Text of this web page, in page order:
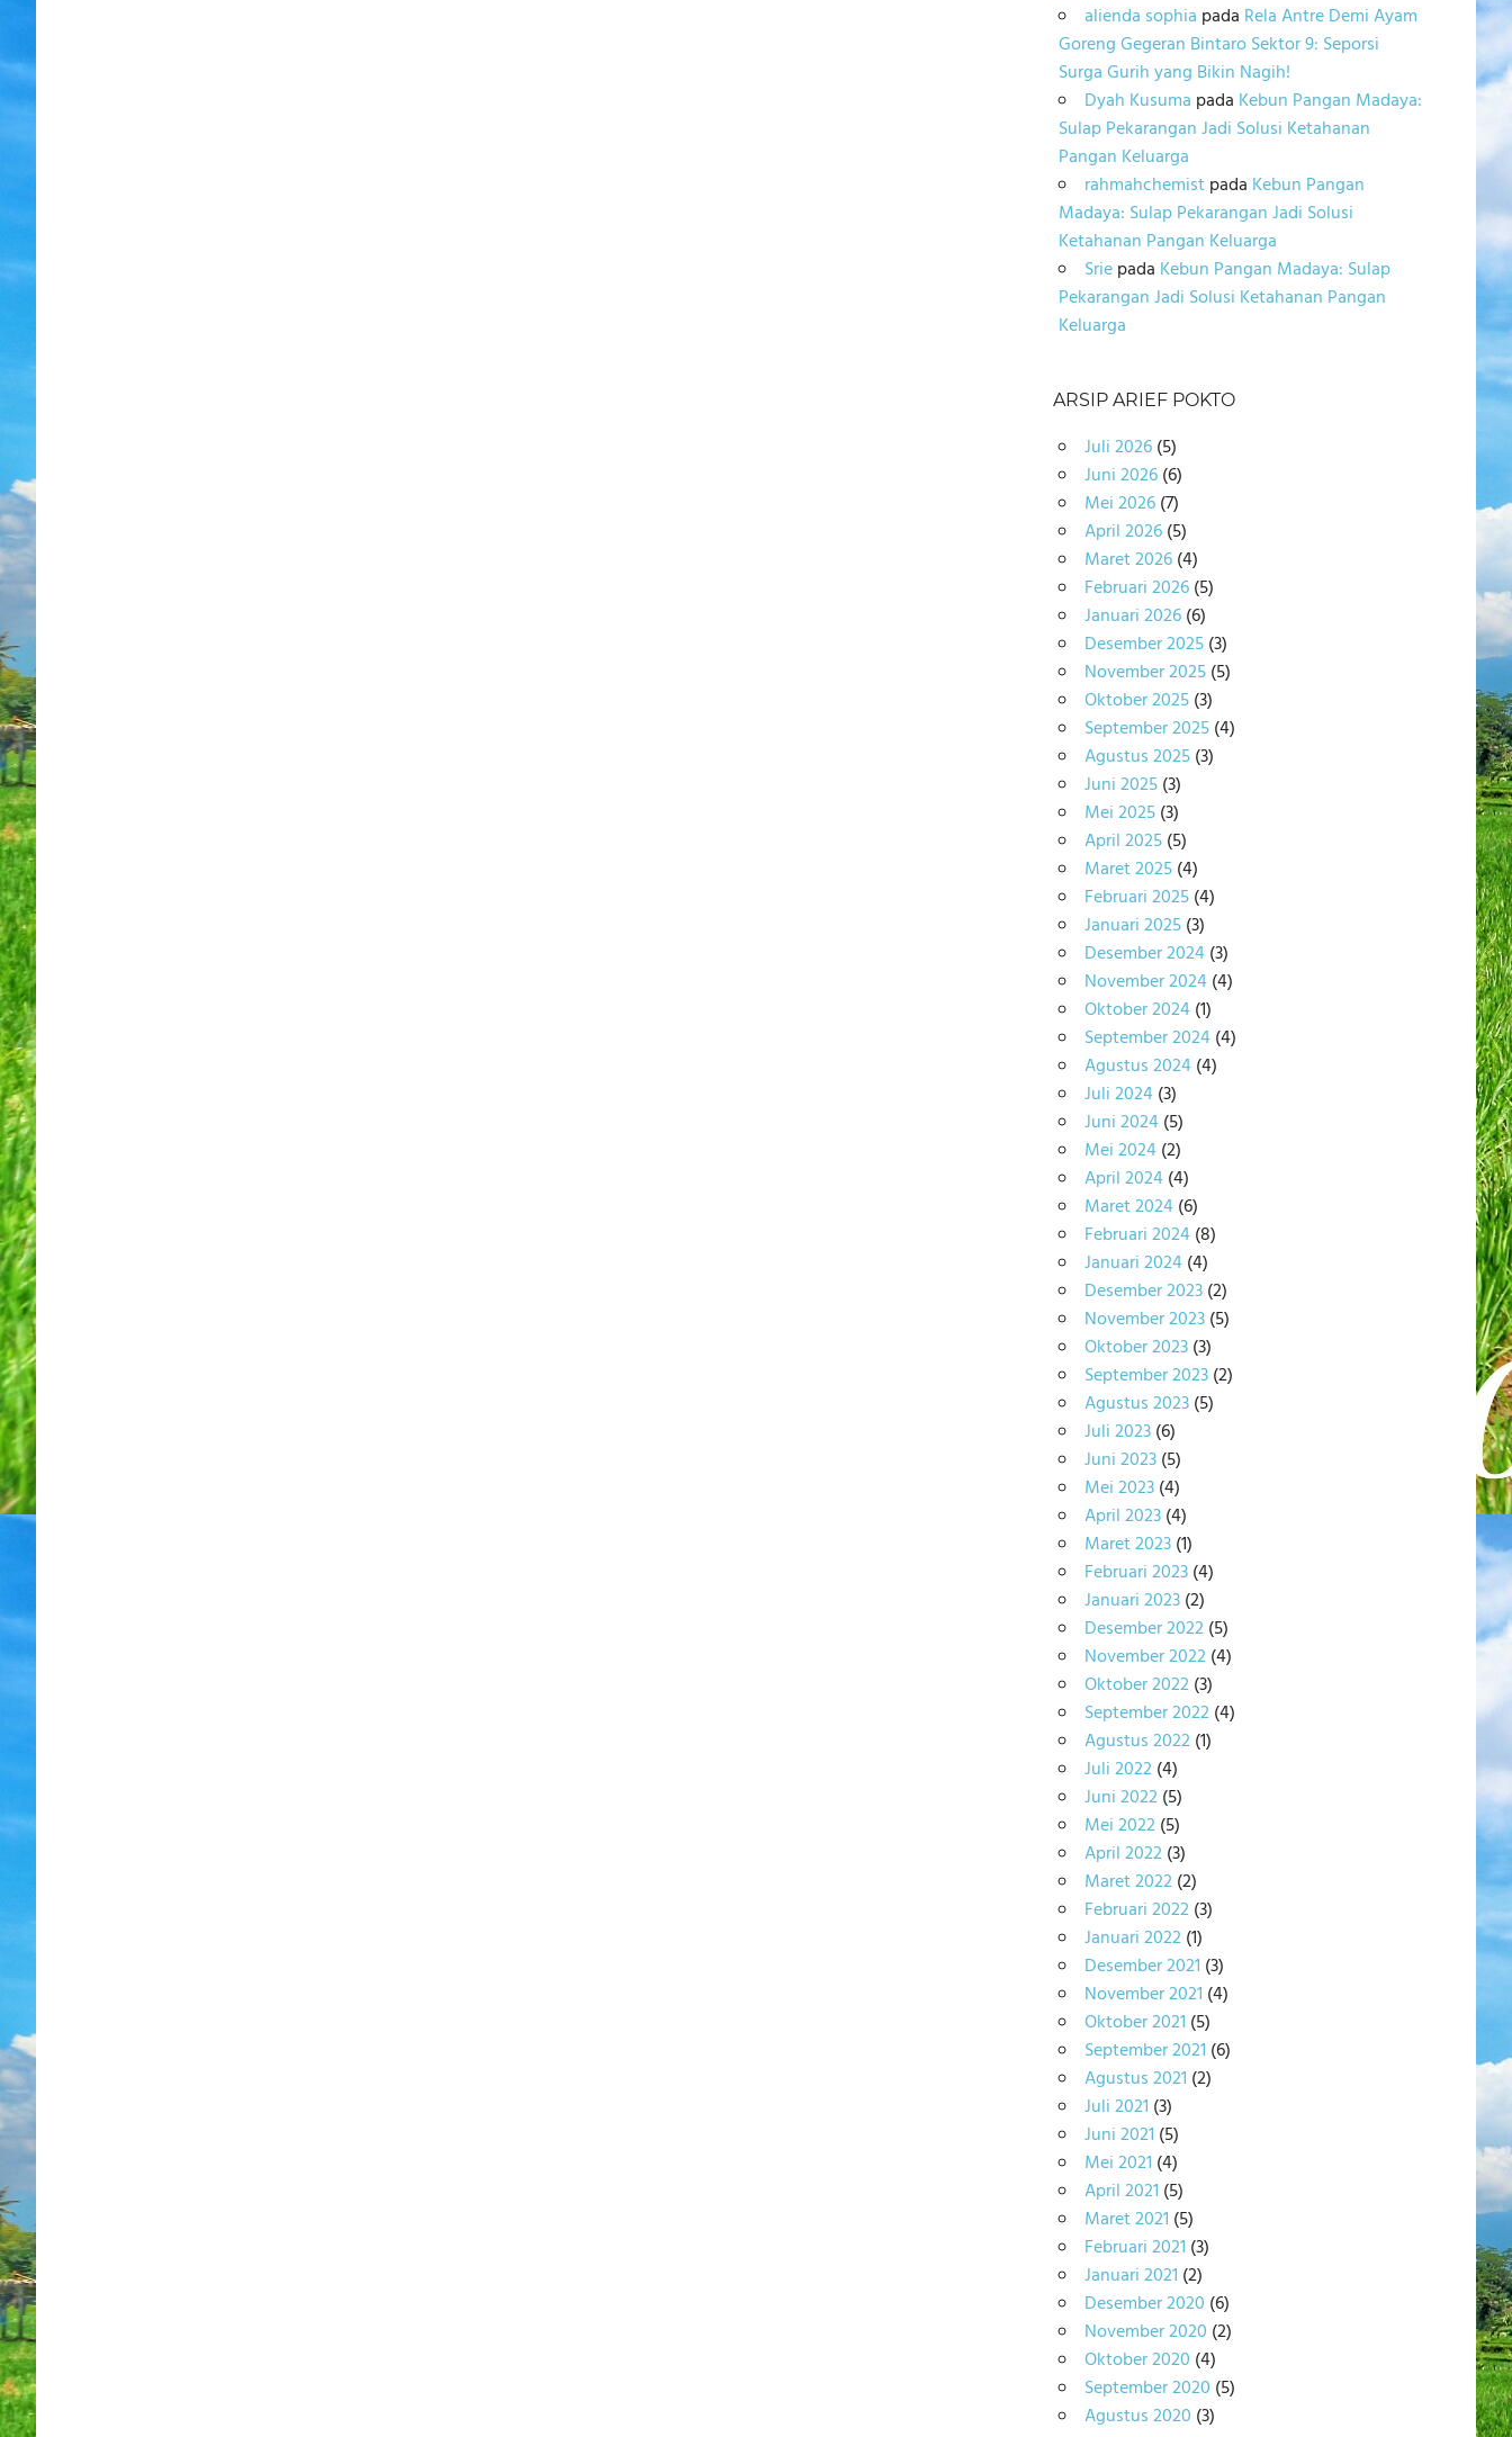
alienda sophia pada Rela Antre Demi Ayam
Goreng Gegeran Bintaro Sektor 9: Seporsi
Surga Gurih yang Bikin Nagih!
Dyah Kusuma pada Kebun Pangan Madaya:
Sulap Pekarangan Jadi Solusi Ketahanan
Pangan Keluarga
rahmahchemistpada Kebun Pangan
Madaya: Sulap Pekarangan Jadi Solusi
Ketahanan Pangan Keluarga
Sriepada Kebun Pangan Madaya: Sulap
Pekarangan Jadi Solusi Ketahanan Pangan
Keluarga
ARSIP ARIEF POKTO
Juli 2026(5)
Juni 2026(6)
Mei 2026(7)
April 2026(5)
Maret 2026(4)
Februari 2026(5)
Januari 2026(6)
Desember 2025(3)
November 2025(5)
Oktober 2025(3)
September 2025(4)
Agustus 2025(3)
Juni 2025(3)
Mei 2025(3)
April 2025(5)
Maret 2025(4)
Februari 2025(4)
Januari 2025(3)
Desember 2024(3)
November 2024(4)
Oktober 2024(1)
September 2024(4)
Agustus 2024(4)
Juli 2024(3)
Juni 2024(5)
Mei 2024(2)
April 2024(4)
Maret 2024(6)
Februari 2024(8)
Januari 2024(4)
Desember 2023(2)
November 2023(5)
Oktober 2023(3)
September 2023(2)
Agustus 2023(5)
Juli 2023(6)
Juni 2023(5)
Mei 2023(4)
April 2023(4)
Maret 2023(1)
Februari 2023(4)
Januari 2023(2)
Desember 2022(5)
November 2022(4)
Oktober 2022(3)
September 2022(4)
Agustus 2022(1)
Juli 2022(4)
Juni 2022(5)
Mei 2022(5)
April 2022(3)
Maret 2022(2)
Februari 2022(3)
Januari 2022(1)
Desember 2021 (3)
November 2021 (4)
Oktober 2021 (5)
September 2021 (6)
Agustus 2021 (2)
Juli 2021 (3)
Juni 2021 (5)
Mei 2021 (4)
April 2021 (5)
Maret 2021 (5)
Februari 2021 (3)
Januari 2021 (2)
Desember 2020 (6)
November 2020 (2)
Oktober 2020 (4)
September 2020 (5)
Agustus 2020 (3)